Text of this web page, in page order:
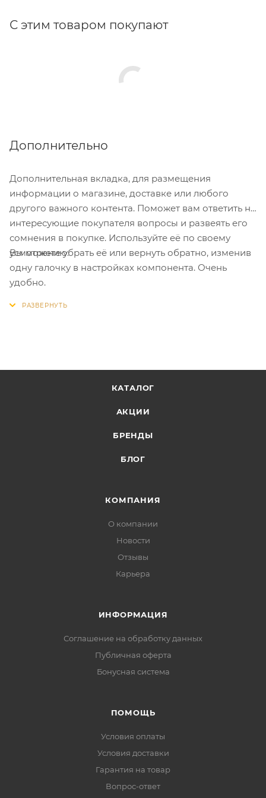
С этим товаром покупают
Дополнительно
Дополнительная вкладка, для размещения
информации о магазине, доставке или любого
другого важного контента. Поможет вам ответить на
интересующие покупателя вопросы и развеять его
сомнения в покупке. Используйте её по своему
усмотрению.
Вы можете убрать её или вернуть обратно, изменив
одну галочку в настройках компонента. Очень
удобно.
КАТАЛОГ
АКЦИИ
БРЕНДЫ
БЛОГ
КОМПАНИЯ
О компании
Новости
Отзывы
Карьера
ИНФОРМАЦИЯ
Соглашение на обработку данных
Публичная оферта
Бонусная система
ПОМОЩЬ
Условия оплаты
Условия доставки
Гарантия на товар
Вопрос-ответ